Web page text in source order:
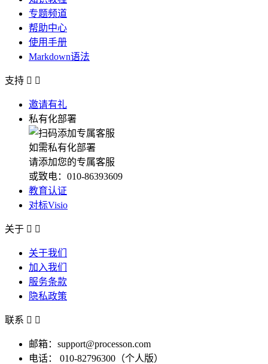
专题频道
帮助中心
使用手册
Markdown语法
支持  
邀请有礼
私有化部署
如需私有化部署
请添加您的专属客服
或致电：010-86393609
教育认证
对标Visio
关于  
关于我们
加入我们
服务条款
隐私政策
联系  
邮箱：support@processon.com
电话：
010-82796300（个人版）